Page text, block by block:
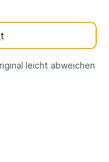
leicht abweichen